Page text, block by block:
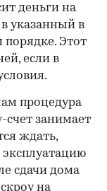
деньги на
указанный в
порядке. Этот
если в
процедура
счет занимает
ждать,
эксплуатацию
сдачи дома
на